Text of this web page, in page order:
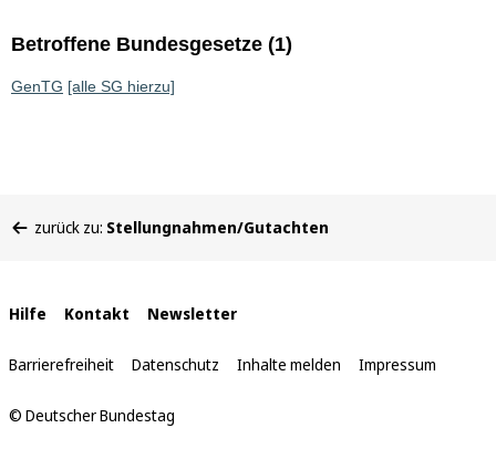
Betroffene Bundesgesetze (1)
GenTG [alle SG hierzu]
befinden
zurück zu: Stellungnahmen/Gutachten
Interne
Links
Hilfe Kontakt Newsletter
Barrierefreiheit Datenschutz Inhalte melden Impressum
© Deutscher Bundestag